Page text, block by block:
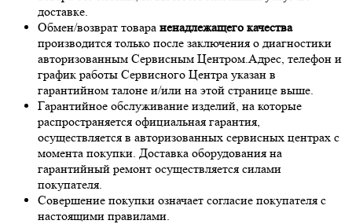
доставке.
Обмен/возврат товара ненадлежащего качества
производится только после заключения о диагностики
авторизованным Сервисным Центром.Адрес, телефон и
график работы Сервисного Центра указан в
гарантийном талоне и/или на этой странице выше.
Гарантийное обслуживание изделий, на которые
распространяется официальная гарантия,
осуществляется в авторизованных сервисных центрах с
момента покупки. Доставка оборудования на
гарантийный ремонт осуществляется силами
покупателя.
Совершение покупки означает согласие покупателя с
настоящими правилами.